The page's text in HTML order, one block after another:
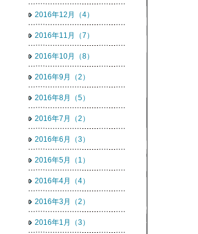
2016年12月（4）
2016年11月（7）
2016年10月（8）
2016年9月（2）
2016年8月（5）
2016年7月（2）
2016年6月（3）
2016年5月（1）
2016年4月（4）
2016年3月（2）
2016年1月（3）